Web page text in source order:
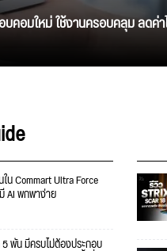
คอมใหม่ ใช้งานครอบคลุม ลดค่
น Commart Ultra Force
AI พกพาง่าย
พัน มีครบไม่ต้องประกอบ